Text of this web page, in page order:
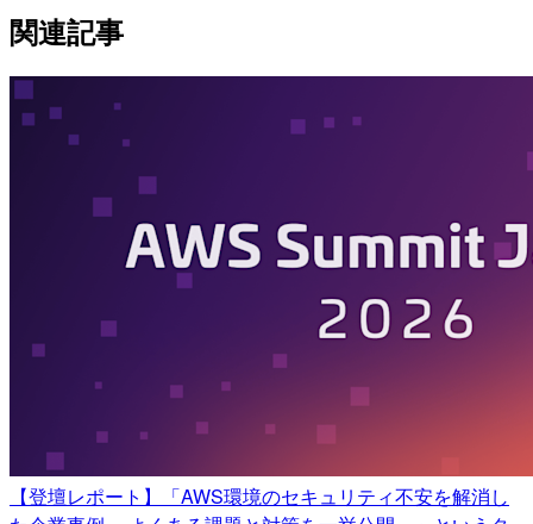
関連記事
【登壇レポート】「AWS環境のセキュリティ不安を解消し